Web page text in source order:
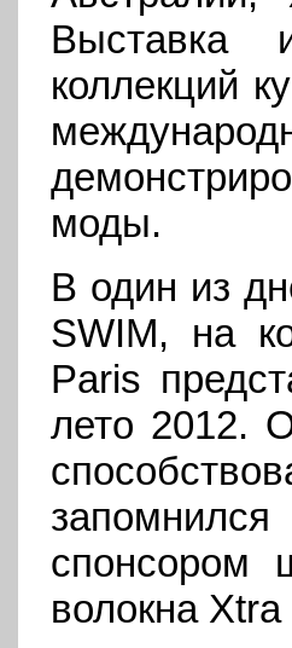
Выставка
коллекций
моды.
В один из
SWIM, на
Paris
лето 2012.
спонсором
волокна